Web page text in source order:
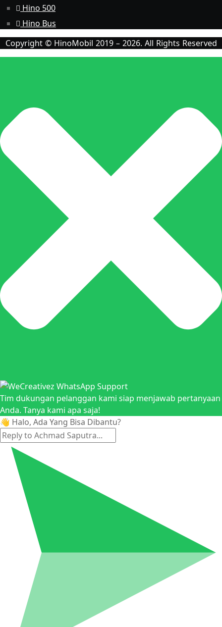
Hino 500
Hino Bus
Copyright © HinoMobil 2019 – 2026. All Rights Reserved
Tim dukungan pelanggan kami siap menjawab pertanyaan
Anda. Tanya kami apa saja!
👋 Halo, Ada Yang Bisa Dibantu?